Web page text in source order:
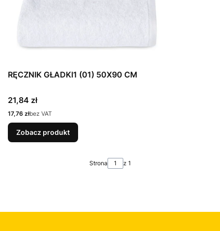
RĘCZNIK GŁADKI1 (01) 50X90 CM
Cena
21,84 zł
Cena
17,76 złbez VAT
Zobacz produkt
Strona z 1